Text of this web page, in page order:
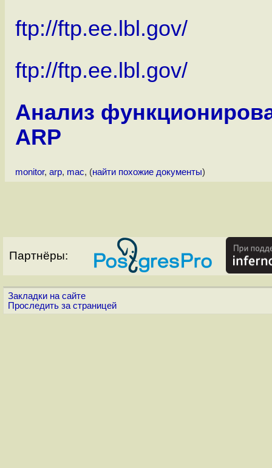
ftp://ftp.ee.lbl.gov/
ftp://ftp.ee.lbl.gov/
Анализ
ARP
monitor, arp, mac, (найти похожие документы)
Партнёры:
Закладки на сайте
Проследить за страницей